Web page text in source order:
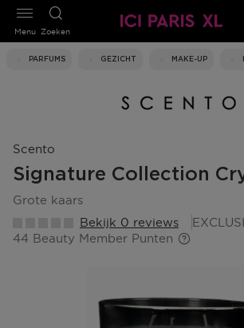
Zoeken
PARFUMS GEZICHT MAKE-UP
Menu
Scento
Signature Collection
grote kaars
Bekijk 0 reviews
44 Beauty Member Punten